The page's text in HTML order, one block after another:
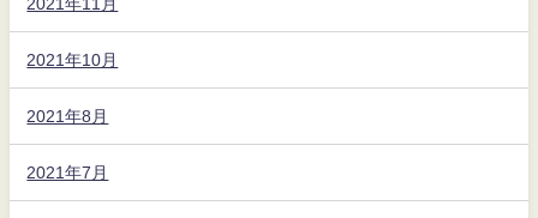
2021年10月
2021年8月
2021年7月